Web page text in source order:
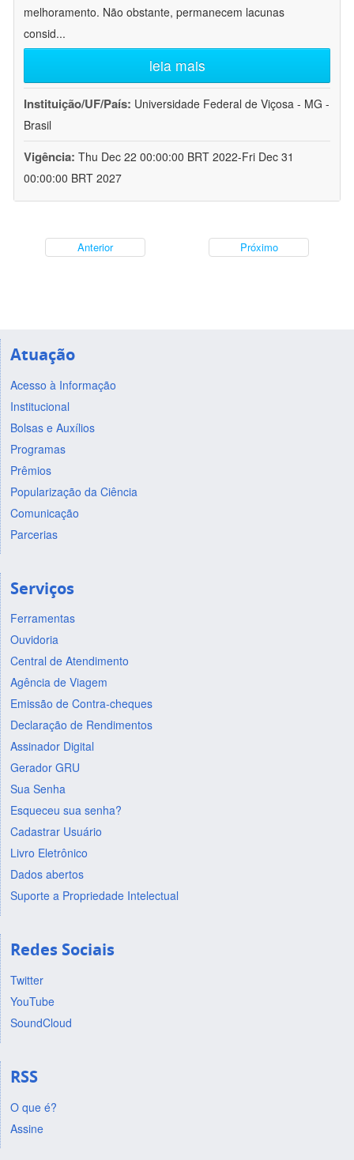
melhoramento. Não obstante, permanecem lacunas
consid...
leia mais
Instituição/UF/País: Universidade Federal de Viçosa - MG -
Brasil
Vigência: Thu Dec 22 00:00:00 BRT 2022-Fri Dec 31
00:00:00 BRT 2027
Anterior Próximo
Atuação
Acesso à Informação
Institucional
Bolsas e Auxílios
Programas
Prêmios
Popularização da Ciência
Comunicação
Parcerias
Serviços
Ferramentas
Ouvidoria
Central de Atendimento
Agência de Viagem
Emissão de Contra-cheques
Declaração de Rendimentos
Assinador Digital
Gerador GRU
Sua Senha
Esqueceu sua senha?
Cadastrar Usuário
Livro Eletrônico
Dados abertos
Suporte a Propriedade Intelectual
Redes Sociais
Twitter
YouTube
SoundCloud
RSS
O que é?
Assine